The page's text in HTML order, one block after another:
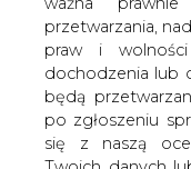
przetwarzania,
praw i
dochodzenia lub
będą
po zgłoszeniu
się z naszą
(objęcie
ZAMKNIĘCIE
3 proc. poniżej
8-miesięcznej linii
determinacji